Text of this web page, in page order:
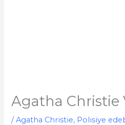
Agatha Christie
/Agatha Christie, Polisiye